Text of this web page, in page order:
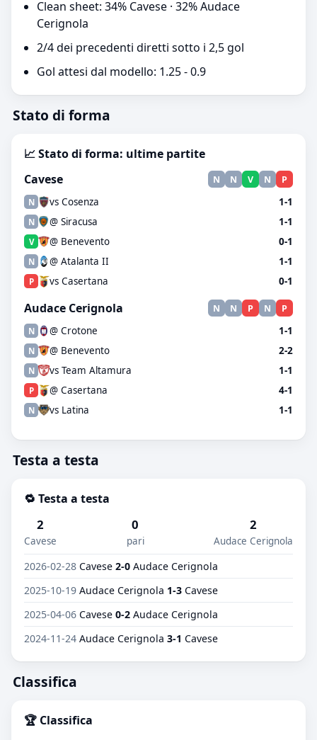
Clean sheet: 34% Cavese · 32% Audace
Cerignola
2/4 dei precedenti diretti sotto i 2,5 gol
Gol attesi dal modello: 1.25 - 0.9
Stato di forma
📈 Stato di forma: ultime partite
Cavese
N N V N P
N vs Cosenza 1-1
N @ Siracusa 1-1
V @ Benevento 0-1
N @ Atalanta II 1-1
P vs Casertana 0-1
Audace Cerignola N N P N P
N @ Crotone 1-1
N @ Benevento 2-2
N vs Team Altamura 1-1
P @ Casertana 4-1
N vs Latina 1-1
Testa a testa
🔁 Testa a testa
2
Cavese
0
pari
2
Audace Cerignola
2026-02-28 Cavese 2-0 Audace Cerignola
2025-10-19 Audace Cerignola 1-3 Cavese
2025-04-06 Cavese 0-2 Audace Cerignola
2024-11-24 Audace Cerignola 3-1 Cavese
Classifica
🏆 Classifica